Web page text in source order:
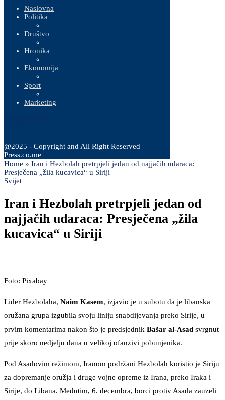
Naslovna
Politika
Društvo
Hronika
Ekonomija
Sport
Marketing
@2025 - Copyright and All Right Reserved
Press.co.me
Home » Iran i Hezbolah pretrpjeli jedan od najjačih udaraca:
Presječena „žila kucavica“ u Siriji
Svijet
Iran i Hezbolah pretrpjeli jedan od
najjačih udaraca: Presječena „žila
kucavica“ u Siriji
Foto: Pixabay
Lider Hezbolaha, Naim Kasem, izjavio je u subotu da je libanska
oružana grupa izgubila svoju liniju snabdijevanja preko Sirije, u
prvim komentarima nakon što je predsjednik Bašar al-Asad svrgnut
prije skoro nedjelju dana u velikoj ofanzivi pobunjenika.
Pod Asadovim režimom, Iranom podržani Hezbolah koristio je Siriju
za dopremanje oružja i druge vojne opreme iz Irana, preko Iraka i
Sirije, do Libana. Međutim, 6. decembra, borci protiv Asada zauzeli